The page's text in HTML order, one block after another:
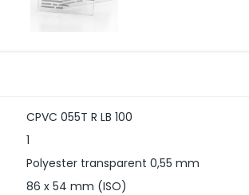
CPVC 055T R LB 100
1
Polyester transparent 0,55 mm
86 x 54 mm (ISO)